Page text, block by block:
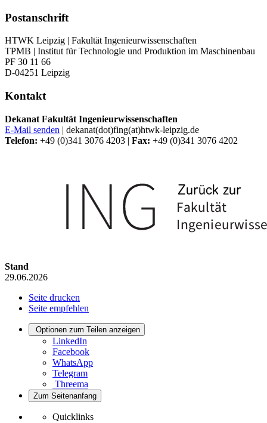
Postanschrift
HTWK Leipzig | Fakultät Ingenieurwissenschaften
TPMB | Institut für Technologie und Produktion im Maschinenbau
PF 30 11 66
D-04251 Leipzig
Kontakt
Dekanat Fakultät Ingenieurwissenschaften
E-Mail senden | dekanat(dot)fing(at)htwk-leipzig.de
Telefon: +49 (0)341 3076 4203 | Fax: +49 (0)341 3076 4202
Stand
29.06.2026
Seite drucken
Seite empfehlen
Optionen zum Teilen anzeigen
LinkedIn
Facebook
WhatsApp
Telegram
Threema
Zum Seitenanfang
Quicklinks